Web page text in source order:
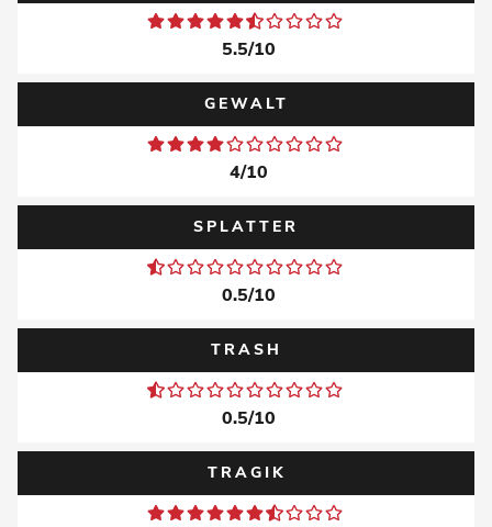
5.5/10
GEWALT
4/10
SPLATTER
0.5/10
TRASH
0.5/10
TRAGIK